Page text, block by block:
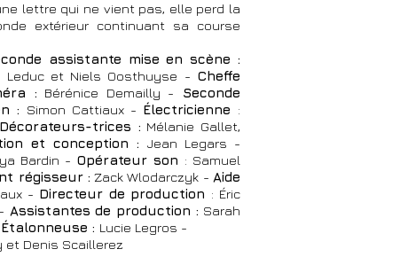
lettre qui ne vient pas, elle perd la
extérieur continuant sa course
assistante mise en scène :
Leduc et Niels Oosthuyse - Cheffe
: Bérénice Demailly - Seconde
: Simon Cattiaux - Électricienne :
Décorateurs-trices : Mélanie Gallet,
et conception : Jean Legars -
Bardin - Opérateur son : Samuel
régisseur : Zack Wlodarczyk - Aide
- Directeur de production : Éric
Assistantes de production : Sarah
Étalonneuse : Lucie Legros -
et Denis Scaillerez